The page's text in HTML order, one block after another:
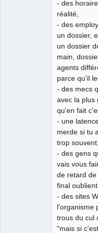
- des
réalité,
- des
un dossier,
un dossier
main,
agents
parce qu'il
- des mecs
avec la plus
qu'en fait
- une
merde si tu
trop souvent,
- des gens
vais vous
de retard
final
- des sites
l'organisme
trous du cul
"mais si